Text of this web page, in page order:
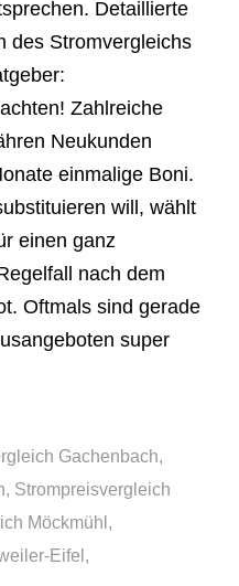
Detaillierte
des Stromvergleichs
Zahlreiche
Neukunden
einmalige Boni.
will, wählt
einen ganz
nach dem
Oftmals sind gerade
super
Gachenbach,
, Strompreisvergleich
Möckmühl ,
Eifel ,